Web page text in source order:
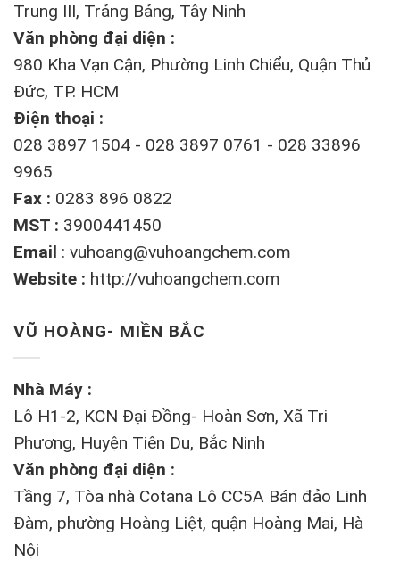
Trung III, Trảng Bảng, Tây Ninh
Văn phòng đại diện :
980 Kha Vạn Cận, Phường Linh Chiểu, Quận Thủ
Đức, TP. HCM
Điện thoại :
028 3897 1504 - 028 3897 0761 - 028 33896
9965
Fax : 0283 896 0822
MST : 3900441450
Email : vuhoang@vuhoangchem.com
Website : http://vuhoangchem.com
VŨ HOÀNG- MIỀN BẮC
Nhà Máy :
Lô H1-2, KCN Đại Đồng- Hoàn Sơn, Xã Tri
Phương, Huyện Tiên Du, Bắc Ninh
Văn phòng đại diện :
Tầng 7, Tòa nhà Cotana Lô CC5A Bán đảo Linh
Đàm, phường Hoàng Liệt, quận Hoàng Mai, Hà
Nội